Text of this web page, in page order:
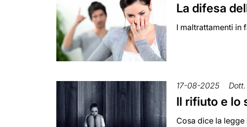
La difesa
I maltrattamenti in
17-08-2025
Il rifiuto e lo
Cosa dice la